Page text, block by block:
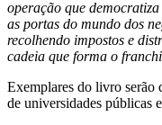
operação que
as portas do mundo dos
recolhendo impostos e
cadeia que forma o
Exemplares do livro serão
de universidades públicas